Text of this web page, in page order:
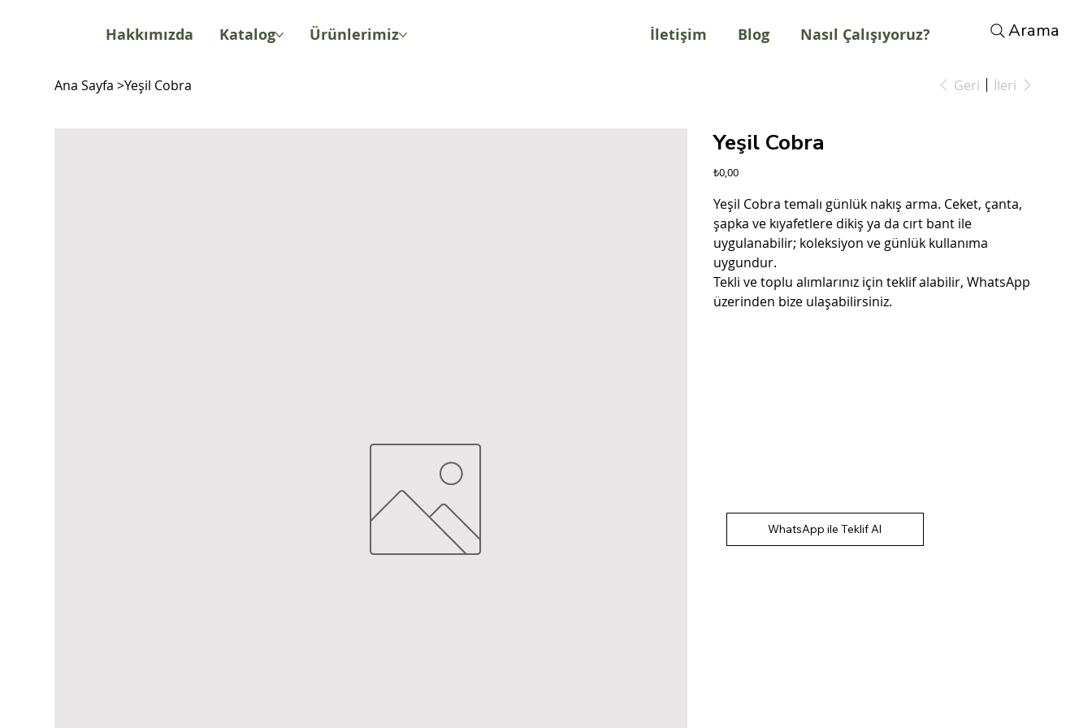
Hakkımızda Katalog Ürünlerimiz İletişim Blog Nasıl Çalışıyoruz? Arama
Ana Sayfa >Yeşil Cobra Geri İleri
Yeşil Cobra
Fiyat
₺0,00
Yeşil Cobra temalı günlük nakış arma. Ceket, çanta,
şapka ve kıyafetlere dikiş ya da cırt bant ile
uygulanabilir; koleksiyon ve günlük kullanıma
uygundur.
Tekli ve toplu alımlarınız için teklif alabilir, WhatsApp
üzerinden bize ulaşabilirsiniz.
WhatsApp ile Teklif Al